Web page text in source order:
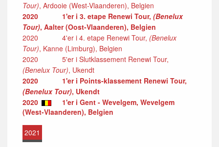
Tour), Ardooie (West-Vlaanderen), Belgien
2020
1'er i 3. etape Renewi Tour, (Benelux
Tour), Aalter (Oost-Vlaanderen), Belgien
2020
4'er i 4. etape Renewi Tour, (Benelux
Tour), Kanne (Limburg), Belgien
2020
5'er i Slutklassement Renewi Tour,
(Benelux Tour), Ukendt
2020
1'er i Points-klassement Renewi Tour,
(Benelux Tour), Ukendt
2020
1'er i Gent - Wevelgem, Wevelgem
(West-Vlaanderen), Belgien
2021